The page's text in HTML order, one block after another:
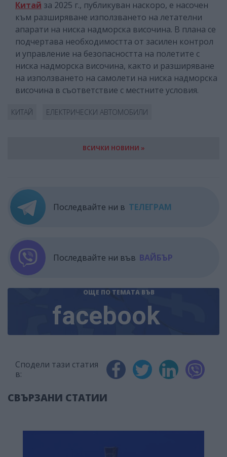
Китай за 2025 г., публикуван наскоро, е насочен
към разширяване използването на летателни
апарати на ниска надморска височина. В плана се
подчертава необходимостта от засилен контрол
и управление на безопасността на полетите с
ниска надморска височина, както и разширяване
на използването на самолети на ниска надморска
височина в съответствие с местните условия.
КИТАЙ ЕЛЕКТРИЧЕСКИ АВТОМОБИЛИ
ВСИЧКИ НОВИНИ »
Последвайте ни в ТЕЛЕГРАМ
Последвайте ни във ВАЙБЪР
ОЩЕ ПО ТЕМАТА ВЪВ
facebook
Сподели тази статия
в:
СВЪРЗАНИ СТАТИИ